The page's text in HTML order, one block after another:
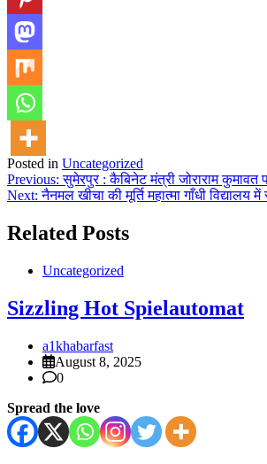
Posted in Uncategorized
Previous: सुमेरपुर : कैबिनेट मंत्री जोराराम
Next: नैनमल खीचा की मूर्ति महात्मा गाँधी विद्यालय में
Related Posts
Uncategorized
Sizzling Hot Spielautomat
a1khabarfast
August 8, 2025
0
Spread the love